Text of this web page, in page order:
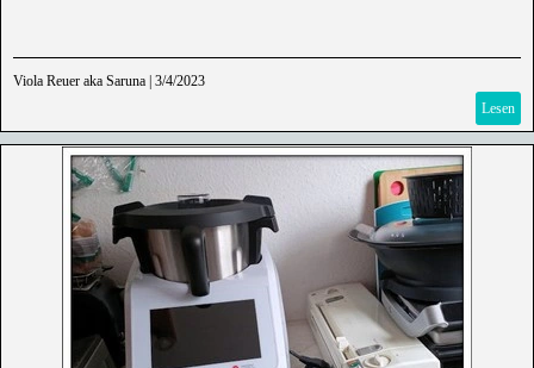
Viola Reuer aka Saruna 3/4/2023
Lesen